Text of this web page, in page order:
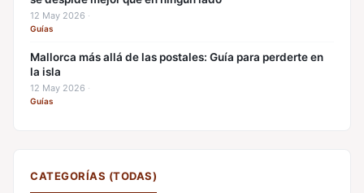
12 May 2026 ·
Guías
Mallorca más allá de las postales: Guía para perderte en
la isla
12 May 2026 ·
Guías
CATEGORÍAS (TODAS)